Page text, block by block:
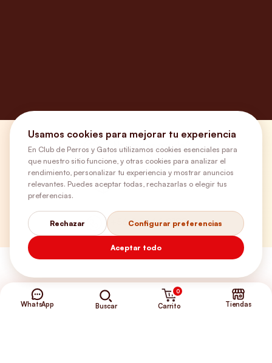
¿Necesitas ayuda?
Envíos Gratis
+56 9 5646 8188
WhatsApp Buscar
0
Carrito Tiendas
Usamos cookies para mejorar tu experiencia
En Club de Perros y Gatos utilizamos cookies esenciales para
que nuestro sitio funcione, y otras cookies para analizar el
rendimiento, personalizar tu experiencia y mostrar anuncios
relevantes. Puedes aceptar todas, rechazarlas o elegir tus
preferencias.
Rechazar Configurar preferencias
Aceptar todo